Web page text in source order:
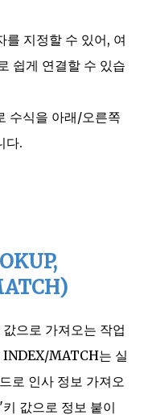
지정할 수 있어, 여
쉽게 연결할 수 있습
수식을 아래/오른쪽
다.
으로 가져오는 작업
INDEX/MATCH는 실
로 인사 정보 가져오
값으로 정보 붙이